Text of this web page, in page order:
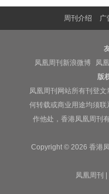
周刊介绍 广
凤凰周刊新浪微博
凤
版
凤凰周刊网站所有刊登
何转载或商业用途均须
作他处，香港凤凰周刊
Copyright © 2026 香港
凤凰周刊